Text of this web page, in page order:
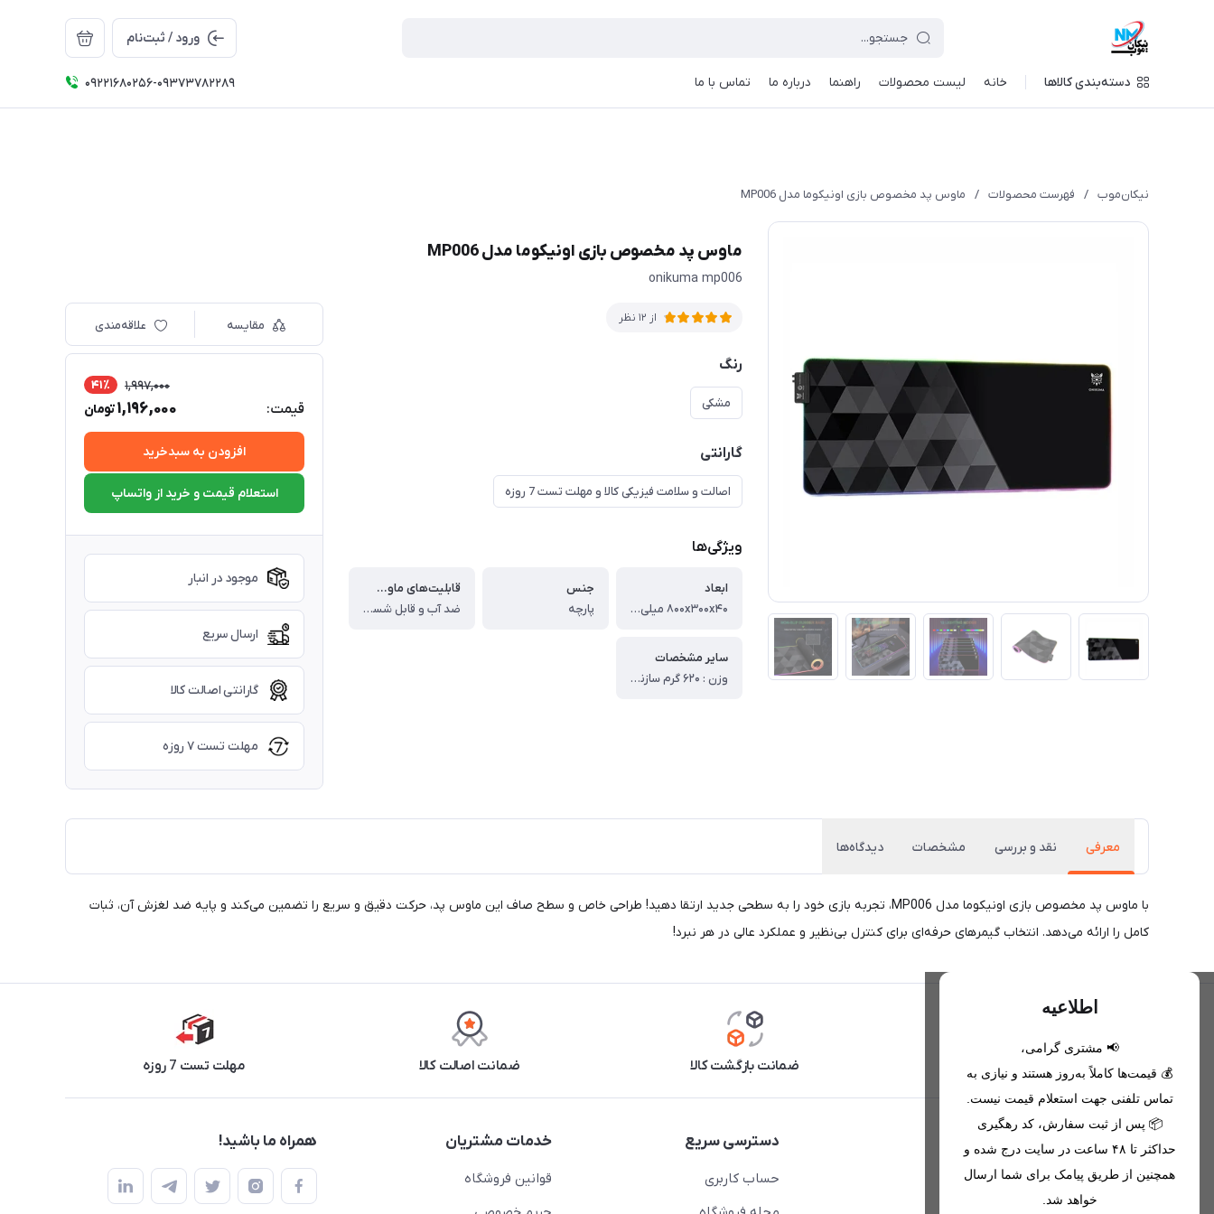
ورود / ثبت‌نام
دسته‌بندی کالاها خانه لیست محصولات راهنما درباره ما تماس با ما 09221680256-09373782289
نیکان‌موب / فهرست محصولات / ماوس پد مخصوص بازی اونیکوما مدل MP006
ماوس پد مخصوص بازی اونیکوما مدل MP006
onikuma mp006
از 12 نظر
رنگ
مشکی
گارانتی
اصالت و سلامت فیزیکی کالا و مهلت تست 7 روزه
ویژگی‌ها
ابعاد
۸۰۰x۳۰۰x۴۰ میلی‌متر
جنس
پارچه
قابلیت‌های ماوس پد
ضد آب و قابل شستشو
سایر مشخصات
وزن : ۶۲۰ گرم سازنده : Onikuma نور پس زمینه : RGB دارد ۷ حالت نور RGB پارچه ضد آب و بافت سنگین پایه لاستیکی با کیفیت و چگالی بالا برد PCP مجهز به عملکرد حافظه IC کابل ۱.۸ متری
مقایسه علاقه‌مندی
قیمت:
1,997,000 41٪
1,196,000تومان
افزودن به سبدخرید
استعلام قیمت و خرید از واتساپ
موجود در انبار
ارسال سریع
گارانتی اصالت کالا
مهلت تست ۷ روزه
معرفی نقد و بررسی مشخصات دیدگاه‌ها
با ماوس پد مخصوص بازی اونیکوما مدل MP006، تجربه بازی خود را به سطحی جدید ارتقا دهید! طراحی خاص و سطح صاف این ماوس پد، حرکت دقیق و سریع را تضمین می‌کند و پایه ضد لغزش آن، ثبات
کامل را ارائه می‌دهد. انتخاب گیمرهای حرفه‌ای برای کنترل بی‌نظیر و عملکرد عالی در هر نبرد!
اطلاعیه
📢 مشتری گرامی،
💰 قیمت‌ها کاملاً به‌روز هستند و نیازی به
تماس تلفنی جهت استعلام قیمت نیست.
📦 پس از ثبت سفارش، کد رهگیری
حداکثر تا ۴۸ ساعت در سایت درج شده و
همچنین از طریق پیامک برای شما ارسال
خواهد شد.
تحویل اکسپرس(با هماهنگی) ضمانت بازگشت کالا ضمانت اصالت کالا مهلت تست 7 روزه
اطلاعات تماس
09221680256 - 09373782289
دسترسی سریع
حساب کاربری
خدمات مشتریان
قوانین فروشگاه
همراه ما باشید!